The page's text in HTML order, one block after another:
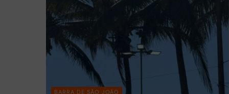
BARRA DE SÃO JOÃO